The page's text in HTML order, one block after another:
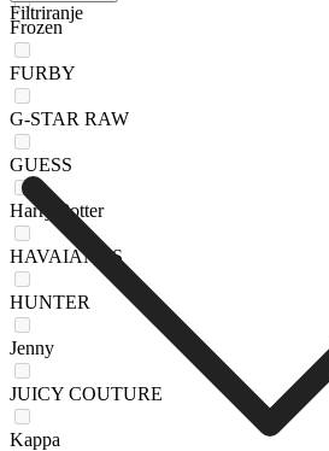
Frozen
FURBY
G-STAR RAW
GUESS
Harry Potter
HAVAIANAS
HUNTER
Jenny
JUICY COUTURE
Kappa
Filtriranje